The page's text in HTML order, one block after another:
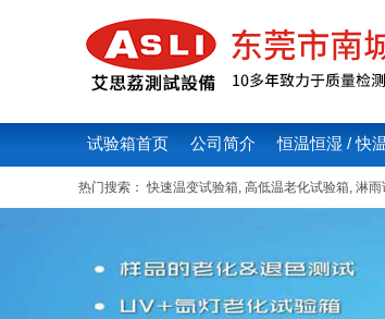
试验箱首页 公司简介 恒温恒湿 / 快
热门搜索：快速温变试验箱, 高低温老化试验箱, 淋雨